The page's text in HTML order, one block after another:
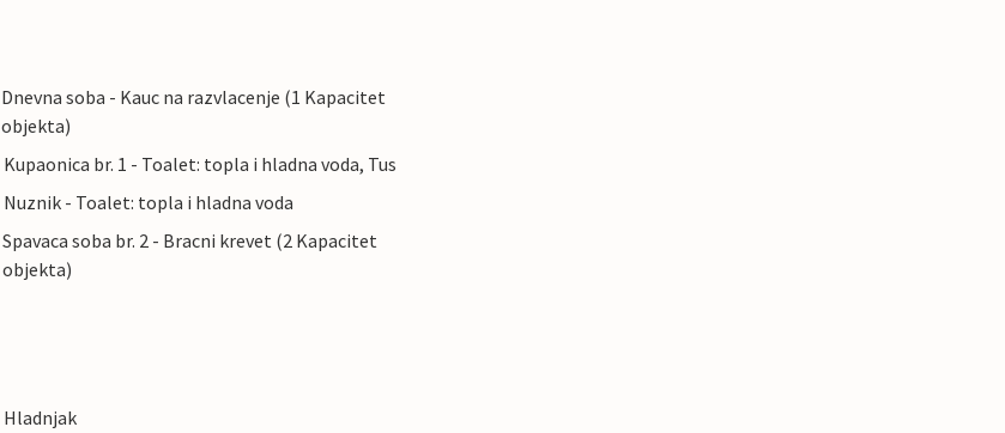
Dnevna soba - Kauc na razvlacenje (1 Kapacitet
objekta)
Kupaonica br. 1 - Toalet: topla i hladna voda, Tus
Nuznik - Toalet: topla i hladna voda
Spavaca soba br. 2 - Bracni krevet (2 Kapacitet
objekta)
Hladnjak